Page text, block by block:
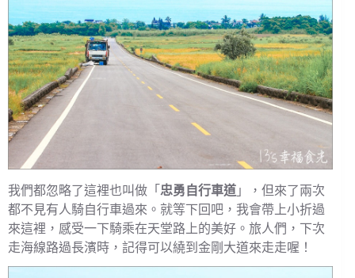
我們都忽略了這裡也叫做「 忠勇自行車道 」，但來了兩次
都不見有人騎自行車過來。就等下回吧，我會帶上小折過
來這裡，感受一下騎乘在天堂路上的美好。旅人們，下次
走海線路過長濱時，記得可以繞到金剛大道來走走喔！